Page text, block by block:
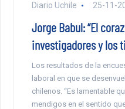
Diario Uchile 25-11-
Jorge Babul: “El
investigadores y los
Los resultados de la
laboral en que se
chilenos. “Es lamentable
mendigos en el sentido